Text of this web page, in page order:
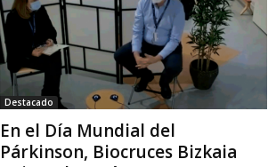
Destacado
En el Día Mundial del
Párkinson, Biocruces Bizkaia